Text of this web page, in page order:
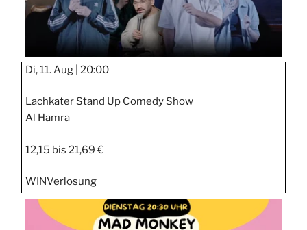
Di, 11. Aug | 20:00
Lachkater Stand Up Comedy Show
Al Hamra
12,15 bis 21,69 €
WINVerlosung